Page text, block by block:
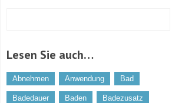
Lesen Sie auch…
Abnehmen Anwendung Bad
Badedauer Baden Badezusatz